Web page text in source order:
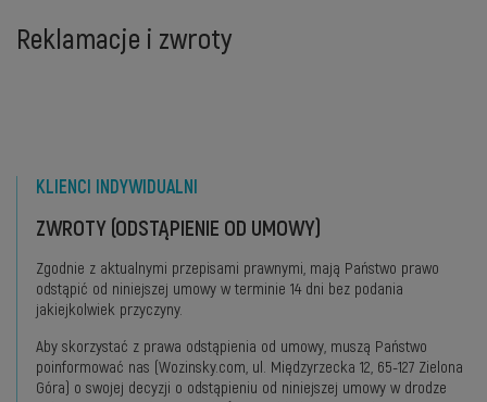
Reklamacje i zwroty
KLIENCI INDYWIDUALNI
ZWROTY (ODSTĄPIENIE OD UMOWY)
Zgodnie z aktualnymi przepisami prawnymi, mają Państwo prawo
odstąpić od niniejszej umowy w terminie 14 dni bez podania
jakiejkolwiek przyczyny.
Aby skorzystać z prawa odstąpienia od umowy, muszą Państwo
poinformować nas (Wozinsky.com, ul. Międzyrzecka 12, 65-127 Zielona
Góra) o swojej decyzji o odstąpieniu od niniejszej umowy w drodze